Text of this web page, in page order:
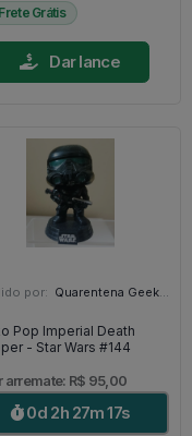
Grátis
Dar lance
por: Quarentena Geek Store - SP
Pop Imperial Death
Trooper - Star Wars #144
arremate: R$ 95,00
0d 2h 27m 15s